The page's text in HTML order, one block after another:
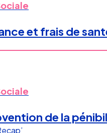
et frais de
de la